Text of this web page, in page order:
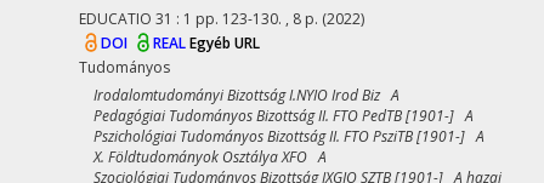
EDUCATIO 31 : 1 pp. 123-130. , 8 p. (2022)
DOI
REALEgyéb URL
Tudományos
Irodalomtudományi Bizottság I.NYIO Irod Biz A
Pedagógiai Tudományos Bizottság II. FTO PedTB [1901-] A
Pszichológiai Tudományos Bizottság II. FTO PsziTB [1901-] A
X. Földtudományok Osztálya XFO A
Szociológiai Tudományos Bizottság IXGJO SZTB [1901-] A hazai